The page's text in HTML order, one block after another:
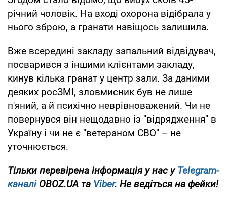
річний чоловік. На вході охорона відібрала у
нього зброю, а гранати навіщось залишила.
Вже всередині закладу запальний відвідувач,
посварився з іншими клієнтами закладу,
кинув кілька гранат у центр зали. За даними
деяких росЗМІ, зловмисник був не лише
п'яний, а й психічно неврівноважений. Чи не
повернувся він нещодавно із "відрядження" в
Україну і чи не є "ветераном СВО" – не
уточнюється.
Тільки перевірена інформація у нас уTelegram-
каналіOBOZ.UA та Viber. Не ведіться на фейки!